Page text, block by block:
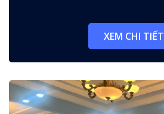
XEM CHI TIẾT